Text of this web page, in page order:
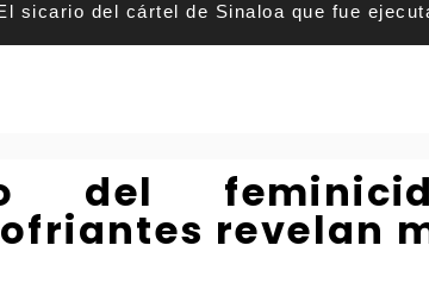
sicario del cártel de Sinaloa que fue
del
revelan